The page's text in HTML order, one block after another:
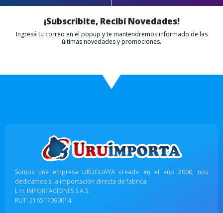
¡Subscribite, Recibí Novedades!
Ingresá tu correo en el popup y te mantendremos informado de las
últimas novedades y promociones.
Somos una empresa URUGUAYA creada en el año 2000, nos
dedicamos a la importación directa de fabrica.
L.H. IMPORTACIONES S.A.S.
RUT: 216517090014